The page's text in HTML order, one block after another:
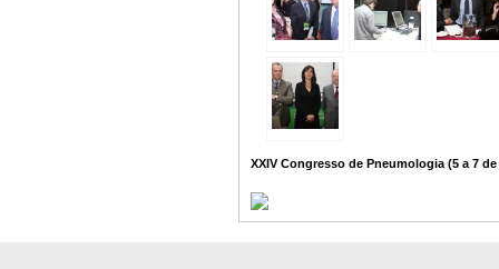
XXIV Congresso de Pneumologia (5 a 7